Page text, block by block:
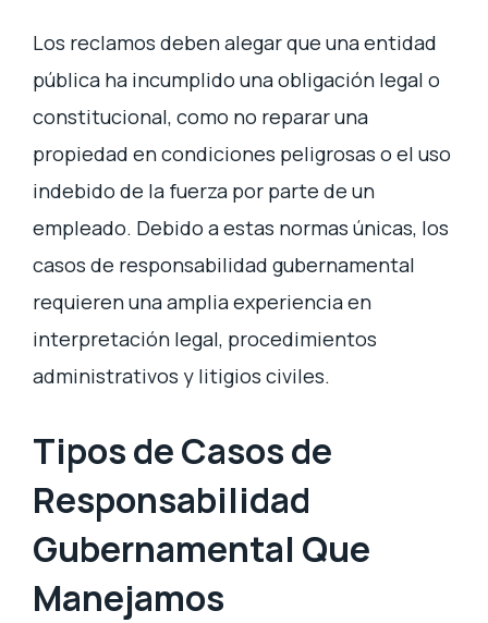
Los reclamos deben alegar que una entidad
pública ha incumplido una obligación legal o
constitucional, como no reparar una
propiedad en condiciones peligrosas o el uso
indebido de la fuerza por parte de un
empleado. Debido a estas normas únicas, los
casos de responsabilidad gubernamental
requieren una amplia experiencia en
interpretación legal, procedimientos
administrativos y litigios civiles.
Tipos de Casos de
Responsabilidad
Gubernamental Que
Manejamos